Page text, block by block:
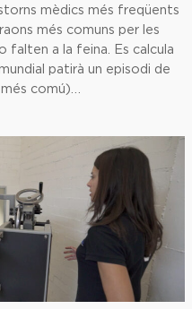
mèdics més freqüents
més comuns per les
falten a la feina. Es calcula
patirà un episodi de
més comú)…